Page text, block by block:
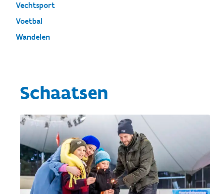
Vechtsport
Voetbal
Wandelen
Schaatsen